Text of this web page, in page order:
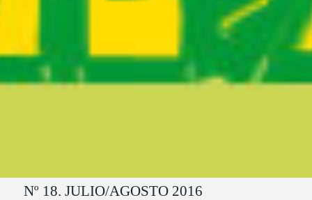
Ruta del sitio
Nº 18. JULIO/AGOSTO 2016